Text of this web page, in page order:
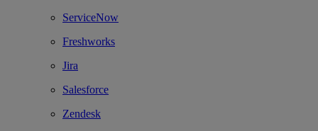
ServiceNow
Freshworks
Jira
Salesforce
Zendesk